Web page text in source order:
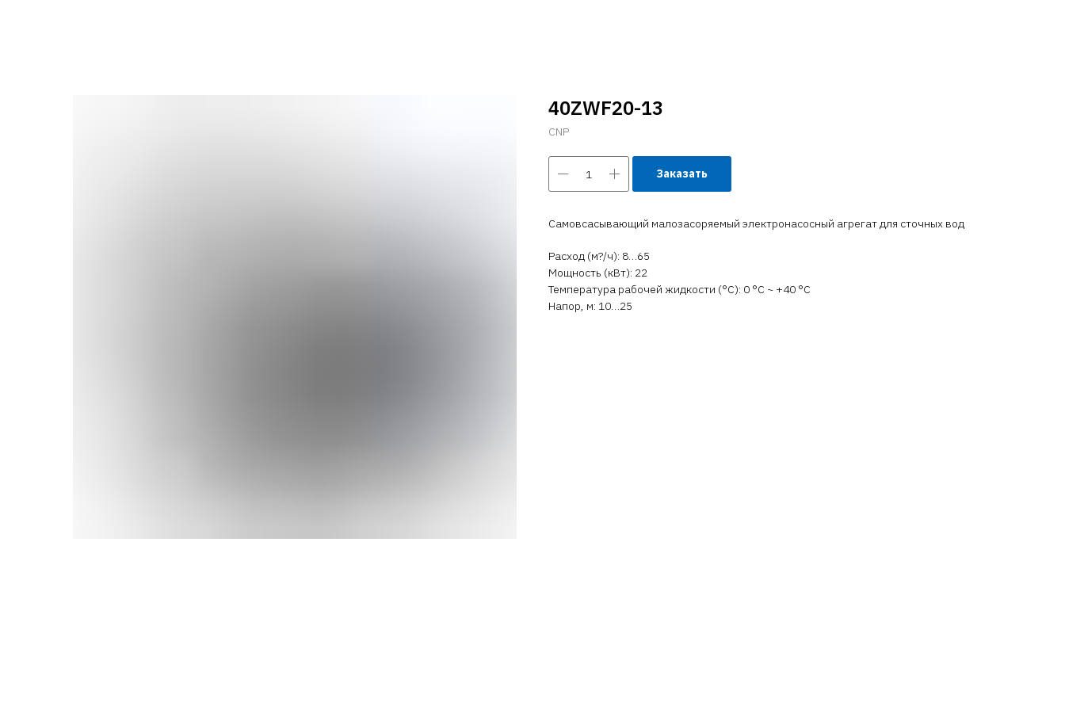
40ZWF20-13
CNP
Заказать
Самовсасывающий малозасоряемый электронасосный агрегат для сточных вод
Расход (м?/ч): 8…65
Мощность (кВт): 22
Температура рабочей жидкости (°C): 0 °С ~ +40 °С
Напор, м: 10…25